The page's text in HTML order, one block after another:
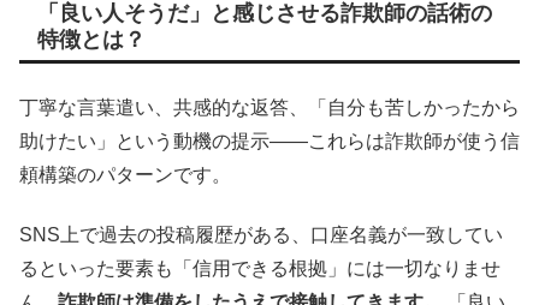
「良い人そうだ」と感じさせる詐欺師の話術の
特徴とは？
丁寧な言葉遣い、共感的な返答、「自分も苦しかったから
助けたい」という動機の提示——これらは詐欺師が使う信
頼構築のパターンです。
SNS上で過去の投稿履歴がある、口座名義が一致してい
るといった要素も「信用できる根拠」には一切なりませ